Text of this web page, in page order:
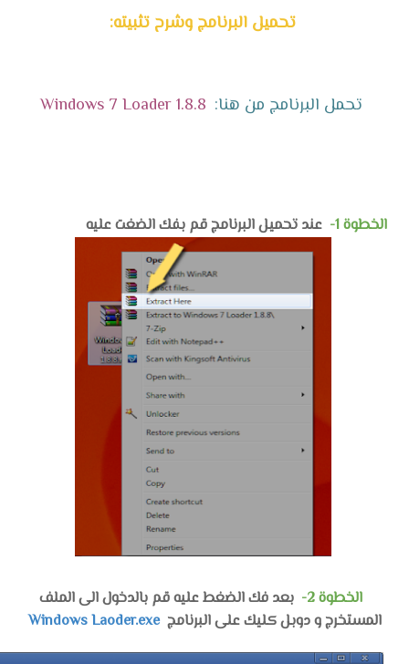
تحميل البرنامج وشرح تثبيته:
تحمل البرنامج من هنا: Windows 7 Loader 1.8.8
الخطوة 1- عند تحميل البرنامج قم بفك الضغت عليه
الخطوة 2-
بعد فك الضغط عليه قم بالدخول الى الملف
المستخرج و دوبل كليك على البرنامج Windows Laoder.exe